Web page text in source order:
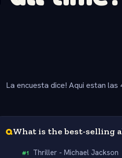
La encuesta dice! Aqui estan
QWhat is the best-selling
#1 Thriller - Michael Jackson